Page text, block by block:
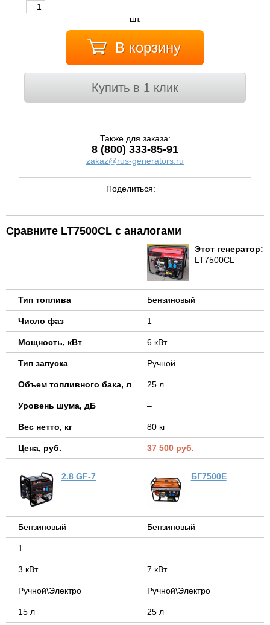
шт.
В корзину
Купить в 1 клик
Также для заказа:
8 (800) 333-85-91
zakaz@rus-generators.ru
Поделиться:
Сравните LT7500CL с аналогами
Тип топлива
Число фаз
Мощность, кВт
Тип запуска
Объем топливного бака, л
Уровень шума, дБ
Вес нетто, кг
Цена, руб.
Этот генератор:
LT7500CL
Бензиновый
1
6 кВт
Ручной
25 л
–
80 кг
37 500 руб.
2.8 GF-7
Бензиновый
1
3 кВт
Ручной\Электро
15 л
БГ7500Е
Бензиновый
–
7 кВт
Ручной\Электро
25 л